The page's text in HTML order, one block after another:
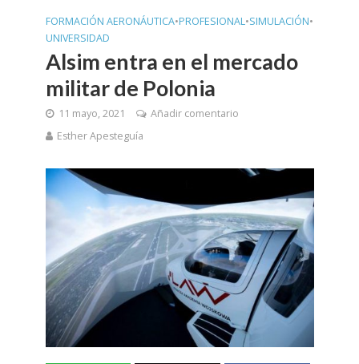
FORMACIÓN AERONÁUTICA•PROFESIONAL•SIMULACIÓN•
UNIVERSIDAD
Alsim entra en el mercado
militar de Polonia
11 mayo, 2021
Añadir comentario
Esther Apesteguía